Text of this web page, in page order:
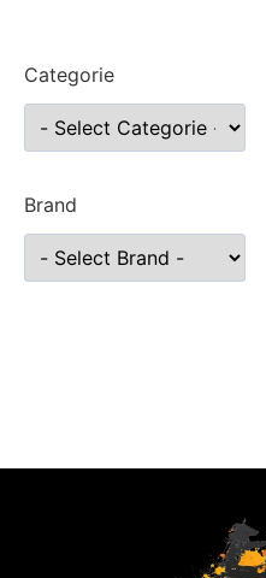
Categorie
Brand